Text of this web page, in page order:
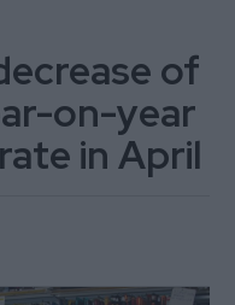
of
on-year
in April